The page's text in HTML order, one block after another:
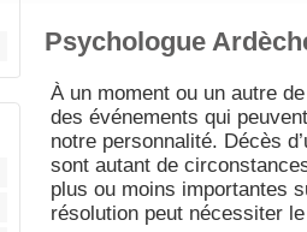
Psychologue
À un moment ou un autre
des événements qui
notre personnalité. Décès
sont autant de
plus ou moins importantes
résolution peut nécessiter